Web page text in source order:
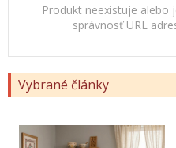
Produkt neexistuje alebo
správnosť URL
Vybrané články